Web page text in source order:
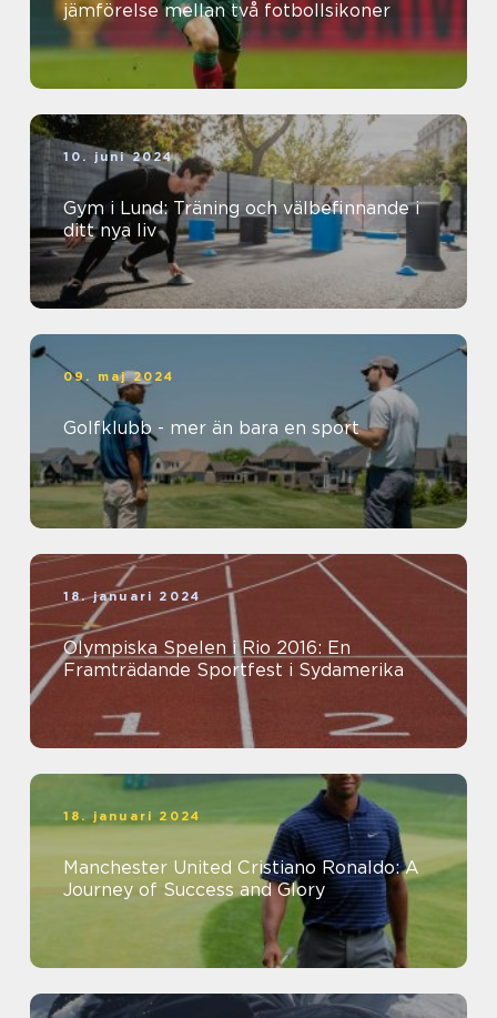
jämförelse mellan två fotbollsikoner
10. juni 2024
Gym i Lund: Träning och välbefinnande i
ditt nya liv
09. maj 2024
Golfklubb - mer än bara en sport
18. januari 2024
Olympiska Spelen i Rio 2016: En
Framträdande Sportfest i Sydamerika
18. januari 2024
Manchester United Cristiano Ronaldo: A
Journey of Success and Glory